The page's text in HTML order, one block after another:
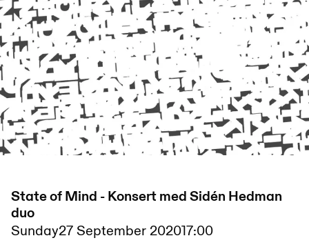
State of Mind - Konsert med Sidén Hedman
duo
Sunday27 September 202017:00